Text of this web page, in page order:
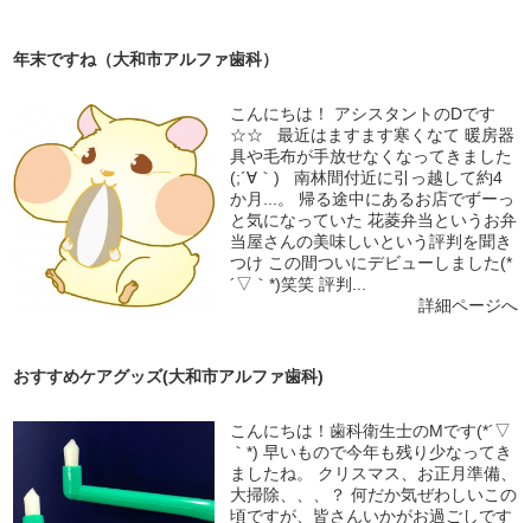
年末ですね（大和市アルファ歯科）
こんにちは！ アシスタントのDです
☆☆ 最近はますます寒くなて 暖房器
具や毛布が手放せなくなってきました
(;´∀｀) 南林間付近に引っ越して約4
か月...。 帰る途中にあるお店でずーっ
と気になっていた 花菱弁当というお弁
当屋さんの美味しいという評判を聞き
つけ この間ついにデビューしました(*
´▽｀*)笑笑 評判...
詳細ページへ
おすすめケアグッズ(大和市アルファ歯科)
こんにちは！歯科衛生士のMです(*´▽
｀*) 早いもので今年も残り少なってき
ましたね。 クリスマス、お正月準備、
大掃除、、、？ 何だか気ぜわしいこの
頃ですが、皆さんいかがお過ごしです